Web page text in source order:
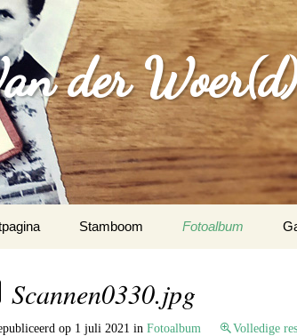
der
Stamboom Fotoalbum
Scannen0330.jpg
op 1 juli 2021 in Fotoalbum Volledige